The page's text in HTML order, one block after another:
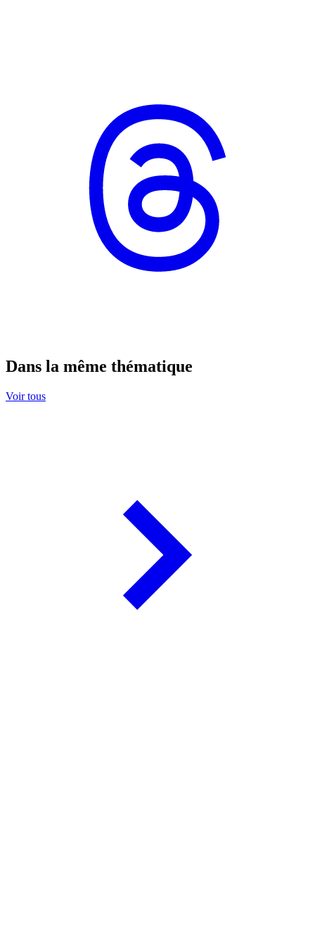
Dans la même thématique
Voir tous